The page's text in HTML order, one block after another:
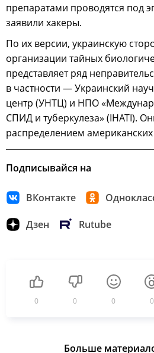
препаратами проводятся под
заявили хакеры.
По их версии, украинскую
организации тайных
представляет ряд
в частности — Украинский
центр (УНТЦ) и НПО
СПИД и туберкулеза» (IHATI).
распределением американских
Подписывайся на
ВКонтакте
Дзен Rutube
0 0 0 0
Больше